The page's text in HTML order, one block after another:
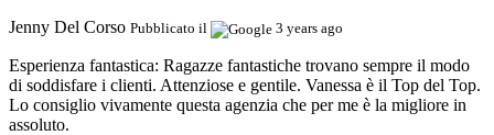
Jenny Del Corso Pubblicato il 3 years ago
Esperienza fantastica: Ragazze fantastiche trovano sempre il modo
di soddisfare i clienti. Attenziose e gentile. Vanessa è il Top del Top.
Lo consiglio vivamente questa agenzia che per me è la migliore in
assoluto.